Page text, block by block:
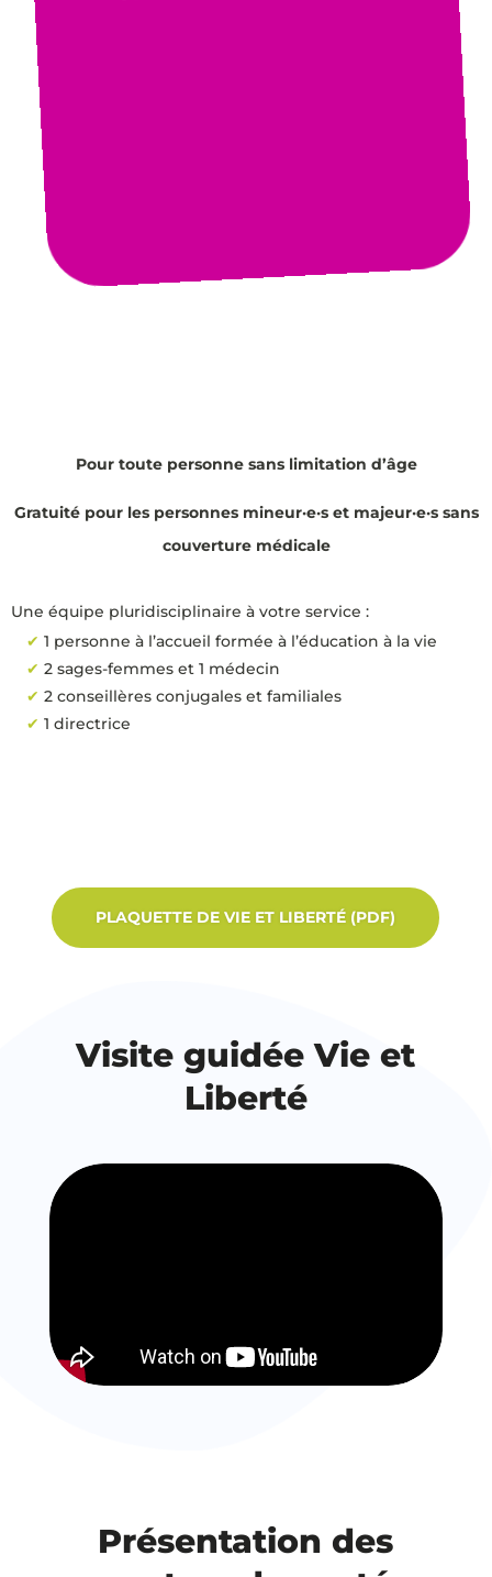
Pour toute personne sans limitation d’âge
Gratuité pour les personnes mineur·e·s et majeur·e·s sans
couverture médicale
Une équipe pluridisciplinaire à votre service :
1 personne à l’accueil formée à l’éducation à la vie
2 sages-femmes et 1 médecin
2 conseillères conjugales et familiales
1 directrice
PLAQUETTE DE VIE ET LIBERTÉ (PDF)
Visite guidée Vie et
Liberté
Présentation des